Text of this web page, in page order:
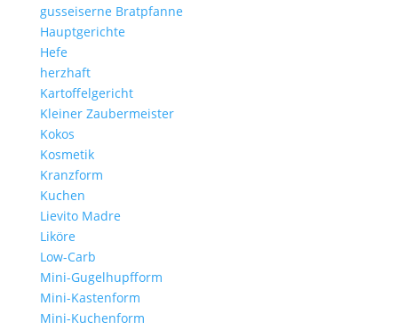
gusseiserne Bratpfanne
Hauptgerichte
Hefe
herzhaft
Kartoffelgericht
Kleiner Zaubermeister
Kokos
Kosmetik
Kranzform
Kuchen
Lievito Madre
Liköre
Low-Carb
Mini-Gugelhupfform
Mini-Kastenform
Mini-Kuchenform